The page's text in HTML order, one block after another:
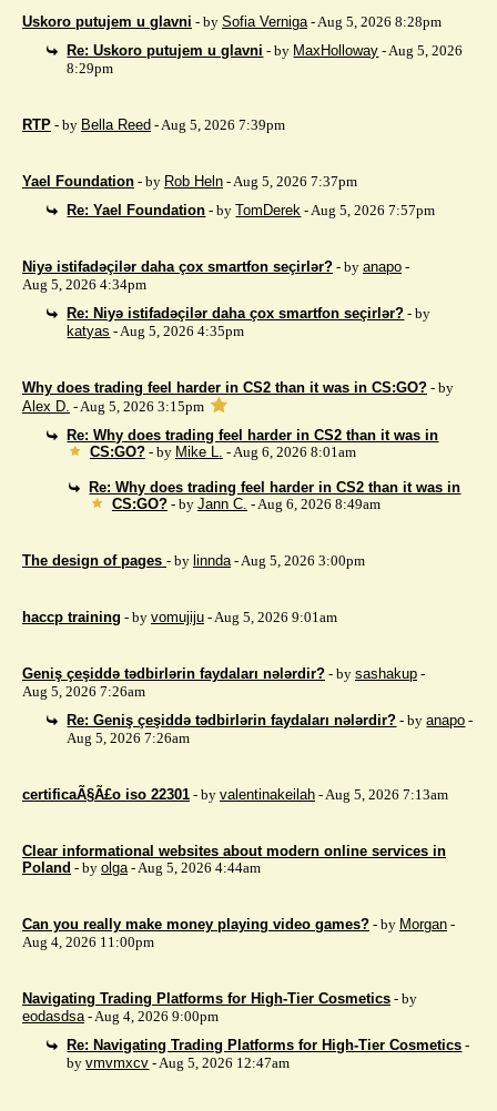
Uskoro putujem u glavni - by Sofia Verniga- Aug 5, 2026 8:28pm
Re: Uskoro putujem u glavni - by MaxHolloway - Aug 5, 2026
8:29pm
RTP - by Bella Reed - Aug 5, 2026 7:39pm
Yael Foundation - by Rob Heln - Aug 5, 2026 7:37pm
Re: Yael Foundation - byTomDerek - Aug 5, 2026 7:57pm
Niyə istifadəçilər daha çox smartfon seçirlər? - by anapo -
Aug 5, 2026 4:34pm
Re: Niyə istifadəçilər daha çox smartfon seçirlər? - by
katyas - Aug 5, 2026 4:35pm
Why does trading feel harder in CS2 than it was in CS:GO? - by
Alex D. - Aug 5, 2026 3:15pm
Re: Why does trading feel harder in CS2 than it was in
CS:GO? - by Mike L. - Aug 6, 2026 8:01am
Re: Why does trading feel harder in CS2 than it was in
CS:GO? - by Jann C. - Aug 6, 2026 8:49am
The design of pages - by linnda- Aug 5, 2026 3:00pm
haccp training - by vomujiju - Aug 5, 2026 9:01am
Geniş çeşiddə tədbirlərin faydaları nələrdir? - by sashakup -
Aug 5, 2026 7:26am
Re: Geniş çeşiddə tədbirlərin faydaları nələrdir? - byanapo -
Aug 5, 2026 7:26am
certificaÃ§Ã£o iso 22301 - by valentinakeilah - Aug 5, 2026 7:13am
Clear informational websites about modern online services in
Poland - by olga- Aug 5, 2026 4:44am
Can you really make money playing video games? - by Morgan -
Aug 4, 2026 11:00pm
Navigating Trading Platforms for High-Tier Cosmetics - by
eodasdsa- Aug 4, 2026 9:00pm
Re: Navigating Trading Platforms for High-Tier Cosmetics -
byvmvmxcv - Aug 5, 2026 12:47am